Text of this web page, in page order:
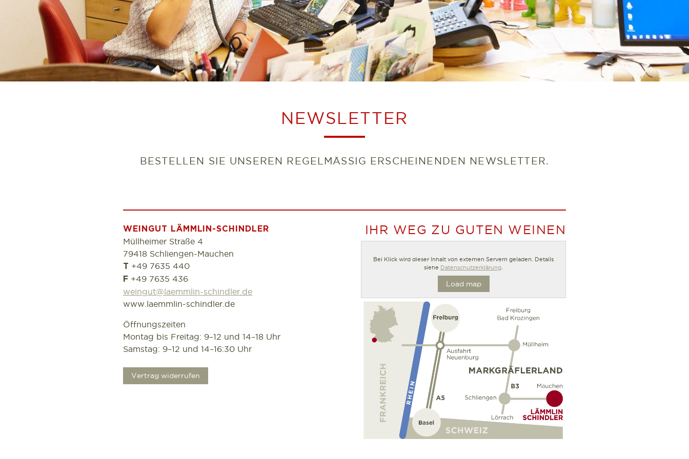
NEWSLETTER
BESTELLEN SIE UNSEREN REGELMÄSSIG ERSCHEINENDEN NEWSLETTER.
WEINGUT LÄMMLIN-SCHINDLER
Müllheimer Straße 4
79418 Schliengen-Mauchen
T +49 7635 440
F +49 7635 436
weingut@laemmlin-schindler.de
www.laemmlin-schindler.de
Öffnungszeiten
Montag bis Freitag: 9–12 und 14–18 Uhr
Samstag: 9–12 und 14–16:30 Uhr
Vertrag widerrufen
IHR WEG ZU GUTEN WEINEN
Bei Klick wird dieser Inhalt von externen Servern geladen. Details
siehe Datenschutzerklärung
Load map